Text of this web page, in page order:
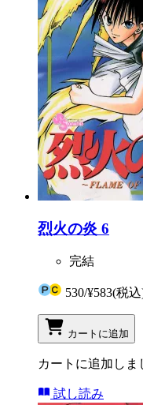
烈火の炎 6
完結
530/¥583(税
カートに追加
カートに追加しま
試し読み